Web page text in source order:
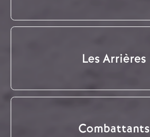
Les Arrières
Combattants